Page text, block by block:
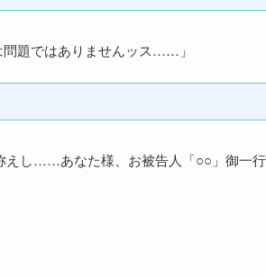
問題ではありませんッス……」
し……あなた様、お被告人「○○」御一